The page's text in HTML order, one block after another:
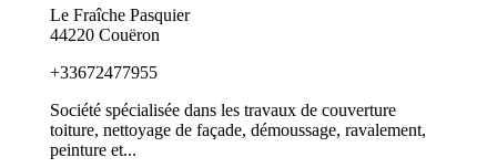
Le Fraîche Pasquier
44220 Couëron
+33672477955
Société spécialisée dans les travaux de couverture
toiture, nettoyage de façade, démoussage, ravalement,
peinture et...